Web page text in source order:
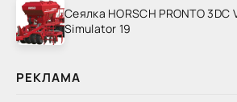
Сеялка HORSCH PRONTO 3DC
Simulator 19
РЕКЛАМА